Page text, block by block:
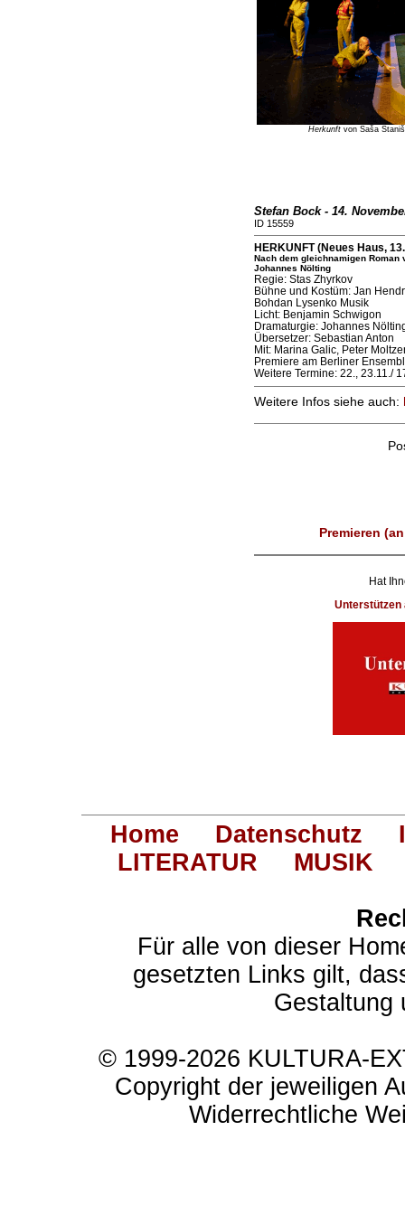
Herkunftvon Saša
Stefan Bock - 14.
ID 15559
HERKUNFT (Neues Haus,
Nach dem gleichnamigen
Johannes Nölting
Regie: Stas Zhyrkov
Bühne und Kostüm: Jan
Bohdan Lysenko Musik
Licht: Benjamin Schwigon
Dramaturgie: Johannes
Übersetzer: Sebastian Anton
Mit: Marina Galic, Peter
Premiere am Berliner
Weitere Termine: 22., 23.11./
Weitere Infos siehe auch:
Premieren
Hat
Unterstützen
Home Datenschutz
LITERATUR
MUSIK
Für alle von dieser
gesetzten Links gilt,
Gestaltung
© 1999-2026 KULTURA-
Copyright der jeweiligen
Widerrechtliche